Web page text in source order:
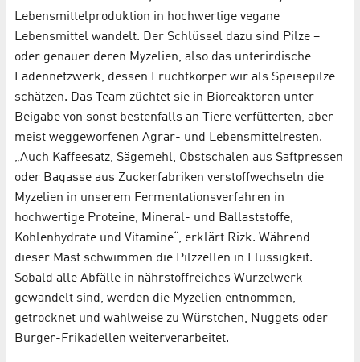
Lebensmittelproduktion in hochwertige vegane
Lebensmittel wandelt. Der Schlüssel dazu sind Pilze –
oder genauer deren Myzelien, also das unterirdische
Fadennetzwerk, dessen Fruchtkörper wir als Speisepilze
schätzen. Das Team züchtet sie in Bioreaktoren unter
Beigabe von sonst bestenfalls an Tiere verfütterten, aber
meist weggeworfenen Agrar- und Lebensmittelresten.
„Auch Kaffeesatz, Sägemehl, Obstschalen aus Saftpressen
oder Bagasse aus Zuckerfabriken verstoffwechseln die
Myzelien in unserem Fermentationsverfahren in
hochwertige Proteine, Mineral- und Ballaststoffe,
Kohlenhydrate und Vitamine“, erklärt Rizk. Während
dieser Mast schwimmen die Pilzzellen in Flüssigkeit.
Sobald alle Abfälle in nährstoffreiches Wurzelwerk
gewandelt sind, werden die Myzelien entnommen,
getrocknet und wahlweise zu Würstchen, Nuggets oder
Burger-Frikadellen weiterverarbeitet.